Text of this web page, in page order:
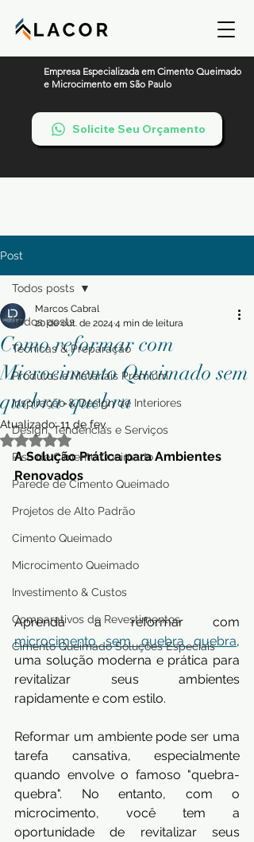
Empresa Especializada em Cimento Queimado
e Microcimento em São Paulo
Solicite Seu Orçamento
Post
Todos posts
Técnicas & Preparação
Produtos e Materiais Premium
Inspiração & Design de Interiores
Design, Tendências e Serviços
Piso de Cimento Queimado
Parede de Cimento Queimado
Projetos de Alto Padrão
Cimento Queimado
Microcimento Queimado
Investimento & Custos
Comparativos de Revestimentos
Cimento Queimado Soluções Especiais
Todos posts
Como reformar com
Microcimento Queimado sem
quebra-quebra
Marcos Cabral
20 de out. de 2024 4 min de leitura
Atualizado:11 de fev.
Avaliado com NaN de 5 estrelas.
A Solução Prática para Ambientes
Renovados
microcimento sem quebra quebra,
uma solução moderna e prática para
revitalizar seus ambientes
rapidamente e com estilo.
Reformar um ambiente pode ser uma
tarefa cansativa, especialmente
quando envolve o famoso "quebra-
quebra". No entanto, com o
microcimento, você tem a
oportunidade de revitalizar seus